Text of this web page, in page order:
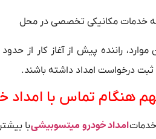
خدمات مکانیکی تخصصی در محل
موارد، راننده پیش از آغاز کار
درخواست امداد داشته باشند.
هنگام تماس با امداد
خدماتامداد خودرو میتسوبیشیبا